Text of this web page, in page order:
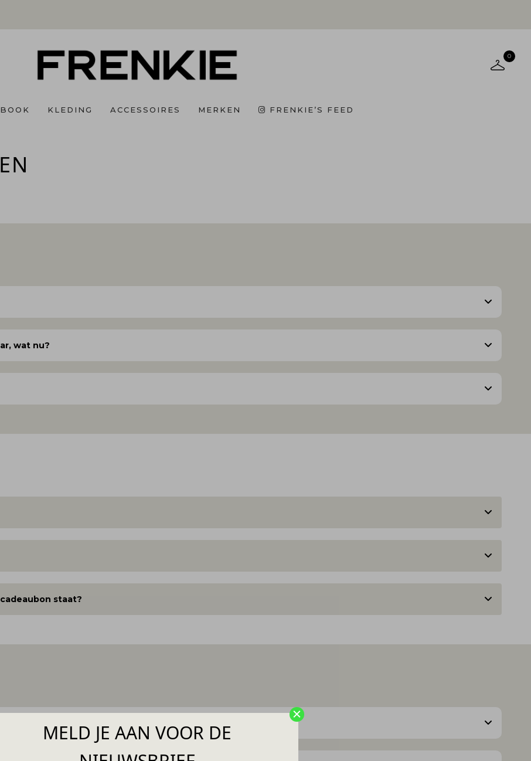
0
KLEDING ACCESSOIRES MERKEN FRENKIE’S FEED
wat nu?
staat?
MELD JE AAN VOOR DE